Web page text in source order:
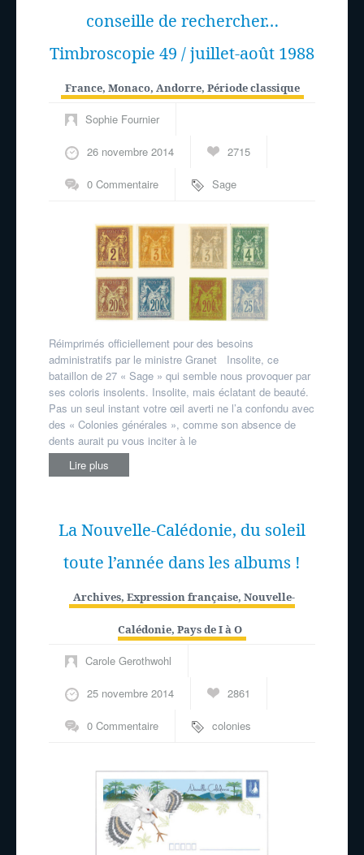
conseille de rechercher…
Timbroscopie 49 / juillet-août 1988
France, Monaco, Andorre, Période classique
Sophie Fournier
26 novembre 2014 2715
0 Commentaire Sage
Réimprimés officiellement pour des besoins
administratifs par le ministre Granet Insolite, ce
bataillon de 27 « Sage » qui semble nous provoquer par
ses coloris insolents. Insolite, mais éclatant de beauté.
Pas un seul instant votre œil averti ne l’a confondu avec
des « Colonies générales », comme son absence de
dents aurait pu vous inciter à le
Lire plus
La Nouvelle-Calédonie, du soleil
toute l’année dans les albums !
Archives, Expression française, Nouvelle-
Calédonie, Pays de I à O
Carole Gerothwohl
25 novembre 2014 2861
0 Commentaire colonies